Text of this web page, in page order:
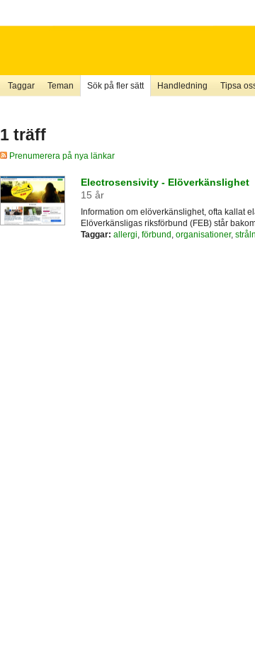
Taggar Teman Sök på fler sätt Handledning Tipsa
1 träff
Prenumerera på nya länkar
Electrosensivity - Elöverkänslighet
15 år
Information om elöverkänslighet, ofta kallat
Elöverkänsligas riksförbund (FEB) står
Taggar: allergi förbund organisationer,